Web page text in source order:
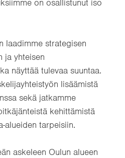
on osallistunut iso
laadimme strategisen
ja yhteisen
näyttää tulevaa suuntaa.
lisäämistä
sekä jatkamme
kehittämistä
alueiden tarpeisiin.
askeleen Oulun alueen